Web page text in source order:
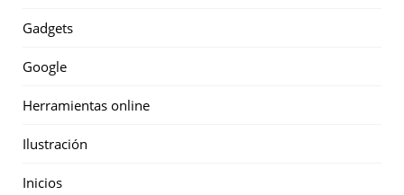
Gadgets
Google
Herramientas online
Ilustración
Inicios